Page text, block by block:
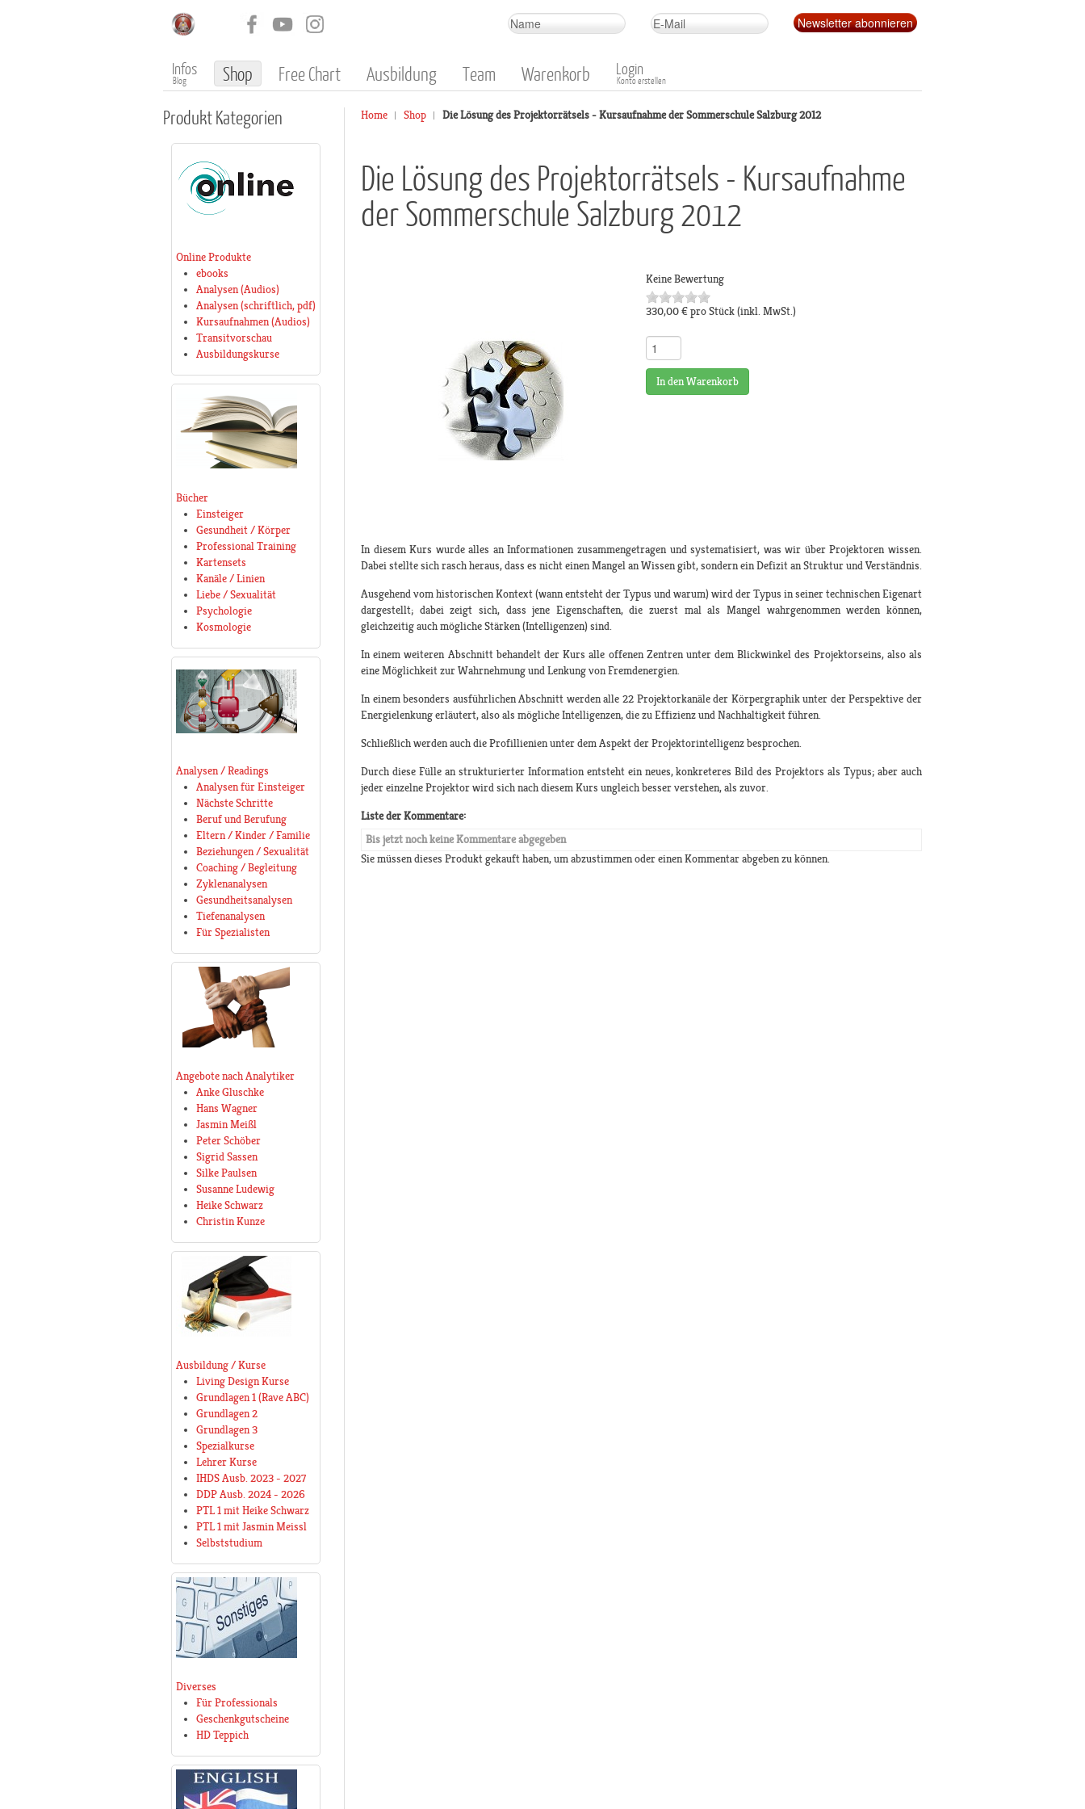
Infos
Blog Shop Free Chart Ausbildung Team Warenkorb Login
Konto erstellen
Home Shop Die Lösung des Projektorrätsels - Kursaufnahme der Sommerschule Salzburg 2012
Die Lösung des Projektorrätsels - Kursaufnahme
der Sommerschule Salzburg 2012
Keine Bewertung
330,00 € pro Stück(inkl. MwSt.)
In den Warenkorb
In diesem Kurs wurde alles an Informationen zusammengetragen und systematisiert, was wir über Projektoren wissen.
Dabei stellte sich rasch heraus, dass es nicht einen Mangel an Wissen gibt, sondern ein Defizit an Struktur und Verständnis.
Ausgehend vom historischen Kontext (wann entsteht der Typus und warum) wird der Typus in seiner technischen Eigenart
dargestellt; dabei zeigt sich, dass jene Eigenschaften, die zuerst mal als Mangel wahrgenommen werden können,
gleichzeitig auch mögliche Stärken (Intelligenzen) sind.
In einem weiteren Abschnitt behandelt der Kurs alle offenen Zentren unter dem Blickwinkel des Projektorseins, also als
eine Möglichkeit zur Wahrnehmung und Lenkung von Fremdenergien.
In einem besonders ausführlichen Abschnitt werden alle 22 Projektorkanäle der Körpergraphik unter der Perspektive der
Energielenkung erläutert, also als mögliche Intelligenzen, die zu Effizienz und Nachhaltigkeit führen.
Schließlich werden auch die Profillienien unter dem Aspekt der Projektorintelligenz besprochen.
Durch diese Fülle an strukturierter Information entsteht ein neues, konkreteres Bild des Projektors als Typus; aber auch
jeder einzelne Projektor wird sich nach diesem Kurs ungleich besser verstehen, als zuvor.
Liste der Kommentare:
Bis jetzt noch keine Kommentare abgegeben
Sie müssen dieses Produkt gekauft haben, um abzustimmen oder einen Kommentar abgeben zu können.
ProduktKategorien
Online Produkte
ebooks
Analysen (Audios)
Analysen (schriftlich, pdf)
Kursaufnahmen (Audios)
Transitvorschau
Ausbildungskurse
Bücher
Einsteiger
Gesundheit / Körper
Professional Training
Kartensets
Kanäle / Linien
Liebe / Sexualität
Psychologie
Kosmologie
Analysen / Readings
Analysen für Einsteiger
Nächste Schritte
Beruf und Berufung
Eltern / Kinder / Familie
Beziehungen / Sexualität
Coaching / Begleitung
Zyklenanalysen
Gesundheitsanalysen
Tiefenanalysen
Für Spezialisten
Angebote nach Analytiker
Anke Gluschke
Hans Wagner
Jasmin Meißl
Peter Schöber
Sigrid Sassen
Silke Paulsen
Susanne Ludewig
Heike Schwarz
Christin Kunze
Ausbildung / Kurse
Living Design Kurse
Grundlagen 1 (Rave ABC)
Grundlagen 2
Grundlagen 3
Spezialkurse
Lehrer Kurse
IHDS Ausb. 2023 - 2027
DDP Ausb. 2024 - 2026
PTL 1 mit Heike Schwarz
PTL 1 mit Jasmin Meissl
Selbststudium
Diverses
Für Professionals
Geschenkgutscheine
HD Teppich